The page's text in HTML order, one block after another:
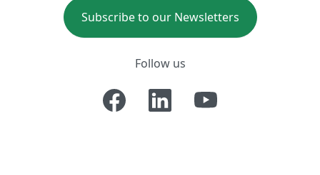
Subscribe to our Newsletters
Follow us